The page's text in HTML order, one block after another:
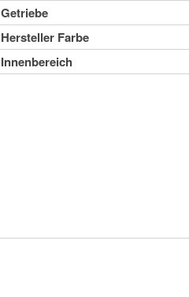
Getriebe
Hersteller Farbe
Innenbereich